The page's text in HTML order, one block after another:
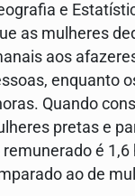
e
as mulheres
aos
enquanto
Quando
pretas e
é 1,6
ao de